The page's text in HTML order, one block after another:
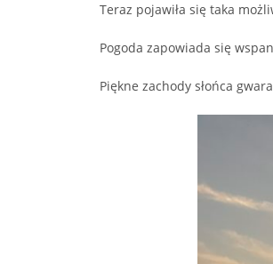
Teraz pojawiła się taka
Pogoda zapowiada się
Piękne zachody słońca